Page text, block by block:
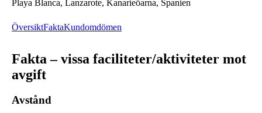
Playa Blanca, Lanzarote, Kanarieöarna, Spanien
ÖversiktFaktaKundomdömen
Fakta – vissa faciliteter/aktiviteter mot
avgift
Avstånd